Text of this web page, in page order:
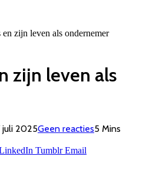
zijn leven als ondernemer
zijn leven als
juli 2025Geen reacties5 Mins
Tumblr Email